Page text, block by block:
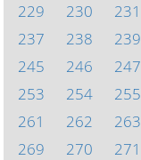
229
230 231
237
238 239
245
246 247
253
254 255
261
262 263
269
270 271